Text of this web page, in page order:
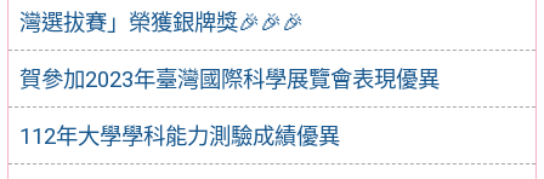
灣選拔賽」榮獲銀牌獎🎉🎉🎉
賀參加2023年臺灣國際科學展覽會表現優異
112年大學學科能力測驗成績優異